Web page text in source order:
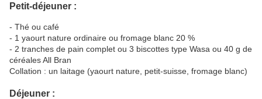
Petit-déjeuner :
- Thé ou café
- 1 yaourt nature ordinaire ou fromage blanc 20 %
- 2 tranches de pain complet ou 3 biscottes type Wasa ou 40 g de
céréales All Bran
Collation : un laitage (yaourt nature, petit-suisse, fromage blanc)
Déjeuner :